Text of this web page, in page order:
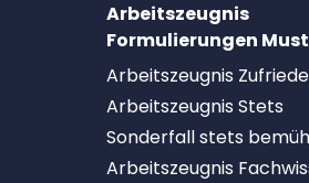
Arbeitszeugnis
Formulierungen
Arbeitszeugnis
Arbeitszeugnis Stets
Sonderfall stets
Arbeitszeugnis